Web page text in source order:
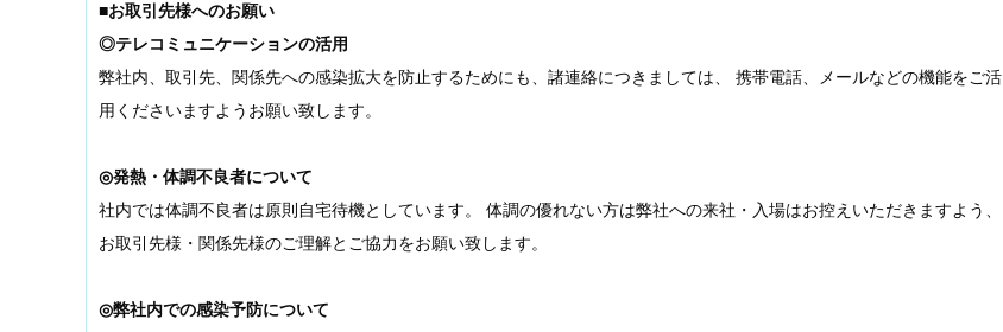
■お取引先様へのお願い
◎テレコミュニケーションの活用
弊社内、取引先、関係先への感染拡大を防止するためにも、諸連絡につきましては、 携帯電話、メールなどの機能をご活
用くださいますようお願い致します。
◎発熱・体調不良者について
社内では体調不良者は原則自宅待機としています。 体調の優れない方は弊社への来社・入場はお控えいただきますよう、
お取引先様・関係先様のご理解とご協力をお願い致します。
◎弊社内での感染予防について